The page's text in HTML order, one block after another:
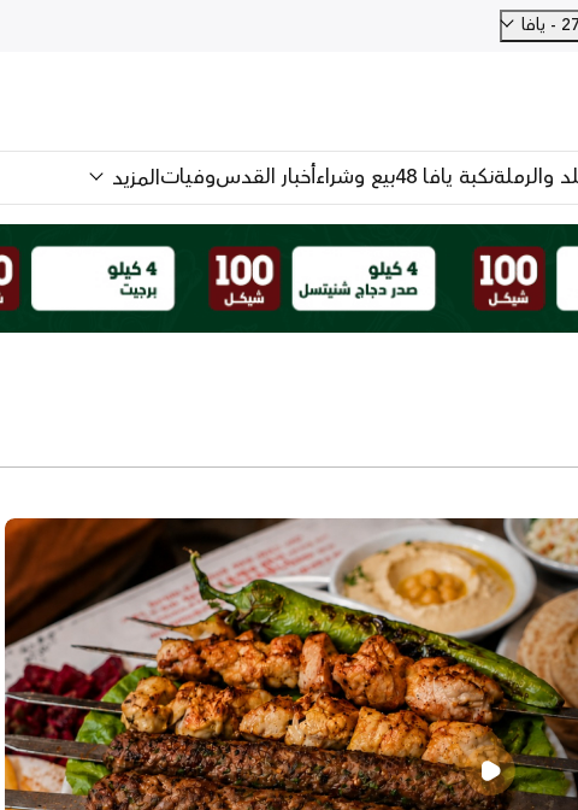
والرملةنكبة يافا 48 بيع وشراءأخبار القدسوفياتالمزيد